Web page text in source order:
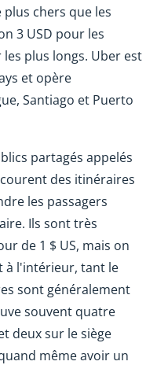
chers que les
3 USD pour les
plus longs. Uber est
et opère
Santiago et Puerto
partagés appelés
des itinéraires
les passagers
Ils sont très
de 1 $ US, mais on
à l'intérieur, tant le
sont généralement
souvent quatre
deux sur le siège
même avoir un